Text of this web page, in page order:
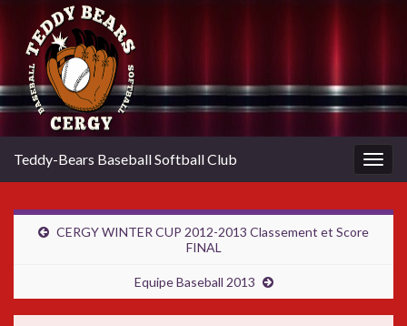
Teddy-Bears Baseball Softball Club
CERGY WINTER CUP 2012-2013 Classement et Score
FINAL
Equipe Baseball 2013